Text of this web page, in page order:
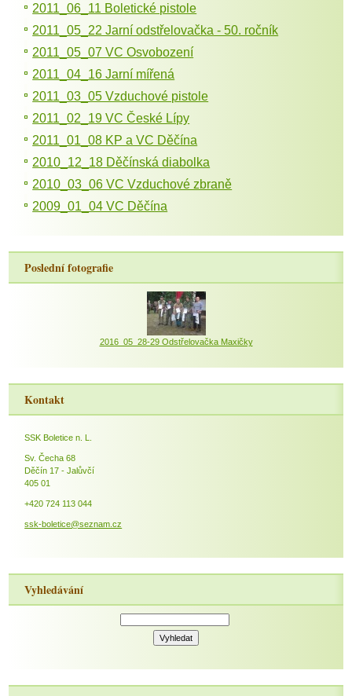
2011_06_11 Boletické pistole
2011_05_22 Jarní odstřelovačka - 50. ročník
2011_05_07 VC Osvobození
2011_04_16 Jarní mířená
2011_03_05 Vzduchové pistole
2011_02_19 VC České Lípy
2011_01_08 KP a VC Děčína
2010_12_18 Děčínská diabolka
2010_03_06 VC Vzduchové zbraně
2009_01_04 VC Děčína
Poslední fotografie
2016_05_28-29 Odstřelovačka Maxičky
Kontakt
SSK Boletice n. L.
Sv. Čecha 68
Děčín 17 - Jalůvčí
405 01
+420 724 113 044
ssk-boletice@seznam.cz
Vyhledávání